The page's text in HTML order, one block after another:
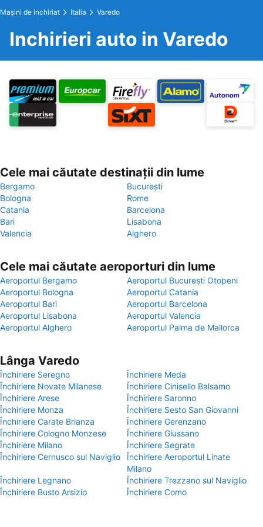
Maşini de inchiriat Italia Varedo
Inchirieri auto in Varedo
Cele mai căutate destinații din lume
Bergamo
București
Bologna
Rome
Catania
Barcelona
Bari
Lisabona
Valencia
Alghero
Cele mai căutate aeroporturi din lume
Aeroportul Bergamo
Aeroportul București Otopeni
Aeroportul Bologna
Aeroportul Catania
Aeroportul Bari
Aeroportul Barcelona
Aeroportul Lisabona
Aeroportul Valencia
Aeroportul Alghero
Aeroportul Palma de Mallorca
Lânga Varedo
Închiriere Seregno
Închiriere Meda
Închiriere Novate Milanese
Închiriere Cinisello Balsamo
Închiriere Arese
Închiriere Saronno
Închiriere Monza
Închiriere Sesto San Giovanni
Închiriere Carate Brianza
Închiriere Gerenzano
Închiriere Cologno Monzese
Închiriere Giussano
Închiriere Milano
Închiriere Segrate
Închiriere Cernusco sul Naviglio
Închiriere Aeroportul Linate
Milano
Închiriere Legnano
Închiriere Trezzano sul Naviglio
Închiriere Busto Arsizio
Închiriere Como